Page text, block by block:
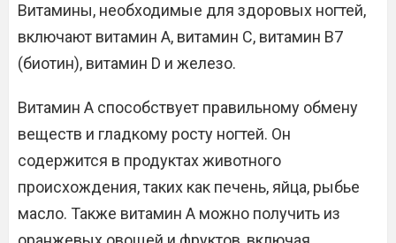
Витамины, необходимые для здоровых ногтей,
включают витамин А, витамин C, витамин В7
(биотин), витамин D и железо.
Витамин А способствует правильному обмену
веществ и гладкому росту ногтей. Он
содержится в продуктах животного
происхождения, таких как печень, яйца, рыбье
масло. Также витамин А можно получить из